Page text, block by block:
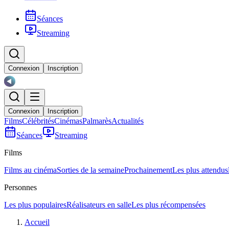
Séances
Streaming
Connexion Inscription
Connexion Inscription
FilmsCélébritésCinémasPalmarèsActualités
Séances
Streaming
Films
Films au cinémaSorties de la semaineProchainementLes plus attendus
Personnes
Les plus populairesRéalisateurs en salleLes plus récompensées
Accueil